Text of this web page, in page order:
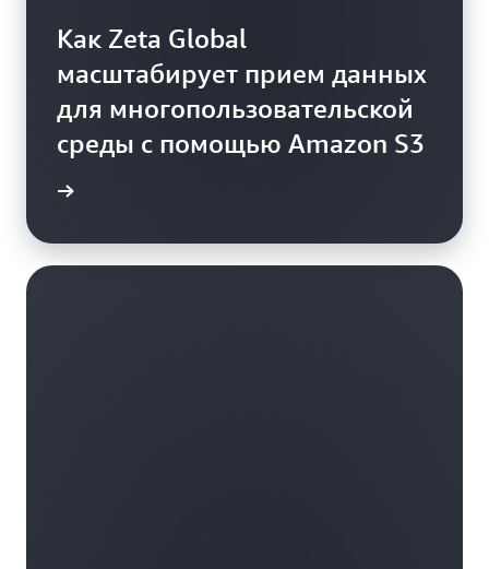
Как Zeta Global
масштабирует прием данных
для многопользовательской
среды с помощью Amazon S3